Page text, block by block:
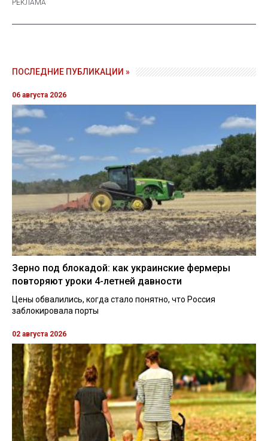
ПОСЛЕДНИЕ ПУБЛИКАЦИИ »
06 августа 2026
Зерно под блокадой: как украинские фермеры
повторяют уроки 4-летней давности
Цены обвалились, когда стало понятно, что Россия
заблокировала порты
02 августа 2026